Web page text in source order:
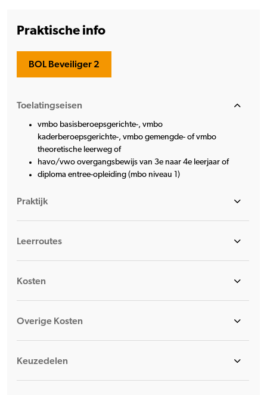
Praktische info
BOL Beveiliger 2
Toelatingseisen
vmbo basisberoepsgerichte-, vmbo
kaderberoepsgerichte-, vmbo gemengde- of vmbo
theoretische leerweg of
havo/vwo overgangsbewijs van 3e naar 4e leerjaar of
diploma entree-opleiding (mbo niveau 1)
Praktijk
Leerroutes
Kosten
Overige Kosten
Keuzedelen